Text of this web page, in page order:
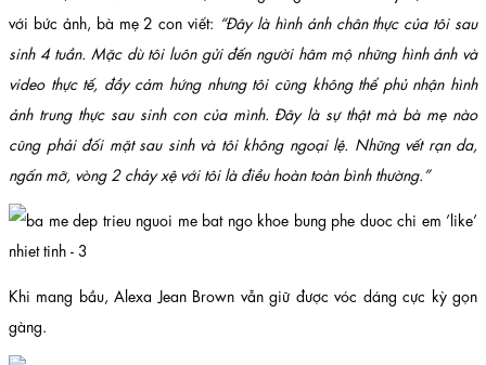
với bức ảnh, bà mẹ 2 con viết: “Đây là hình ảnh chân thực của tôi sau
sinh 4 tuần. Mặc dù tôi luôn gửi đến người hâm mộ những hình ảnh và
video thực tế, đầy cảm hứng nhưng tôi cũng không thể phủ nhận hình
ảnh trung thực sau sinh con của mình. Đây là sự thật mà bà mẹ nào
cũng phải đối mặt sau sinh và tôi không ngoại lệ. Những vết rạn da,
ngấn mỡ, vòng 2 chảy xệ với tôi là điều hoàn toàn bình thường.”
Khi mang bầu, Alexa Jean Brown vẫn giữ được vóc dáng cực kỳ gọn
gàng.